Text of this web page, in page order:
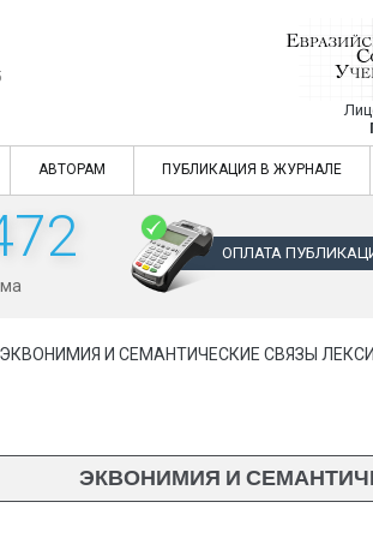
Евразийский Союз
АВТОРАМ ПУБЛИКАЦИЯ В ЖУРНАЛЕ
ОПЛАТА
ЭКВОНИМИЯ И СЕМАНТИЧЕСКИЕ СВЯЗЫ
ЭКВОНИМИЯ И